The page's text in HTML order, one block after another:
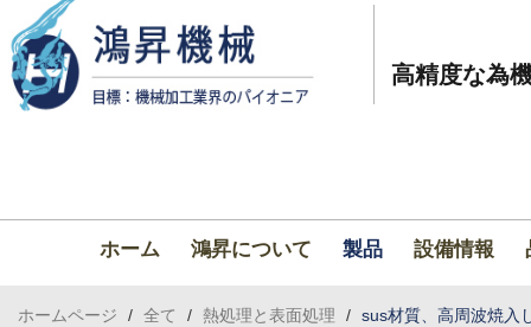
高精度な為
ホーム 鴻昇について 製品 設備情報
ホームページ / 全て / 熱処理と表面処理 / sus材質、高周波焼入